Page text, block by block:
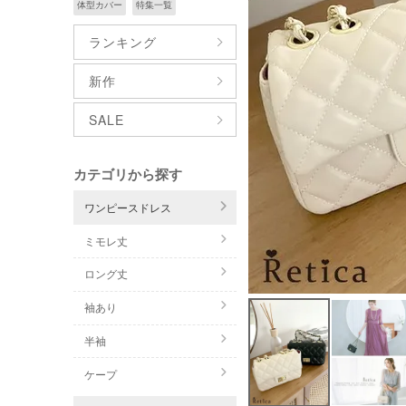
体型カバー 特集一覧
ランキング
新作
SALE
カテゴリから探す
ワンピースドレス
ミモレ丈
ロング丈
袖あり
半袖
ケープ